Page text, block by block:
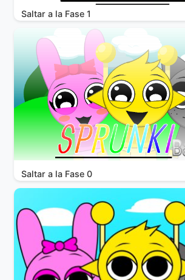
Saltar a la Fase 1
Saltar a la Fase 0